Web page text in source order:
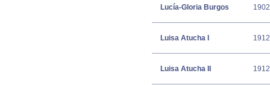
Lucía-Gloria Burgos
Luisa Atucha I
Luisa Atucha II